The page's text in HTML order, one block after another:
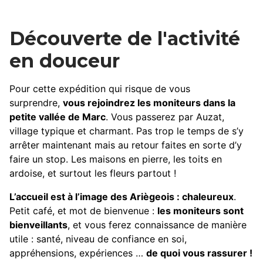
Découverte de l'activité
en douceur
Pour cette expédition qui risque de vous
surprendre, vous rejoindrez les moniteurs dans la
petite vallée de Marc. Vous passerez par Auzat,
village typique et charmant. Pas trop le temps de s’y
arrêter maintenant mais au retour faites en sorte d’y
faire un stop. Les maisons en pierre, les toits en
ardoise, et surtout les fleurs partout !
L’accueil est à l’image des Ariègeois : chaleureux.
Petit café, et mot de bienvenue : les moniteurs sont
bienveillants, et vous ferez connaissance de manière
utile : santé, niveau de confiance en soi,
appréhensions, expériences … de quoi vous rassurer !